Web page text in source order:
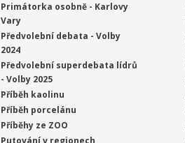
Primátorka osobně - Karlovy
Vary
Předvolební debata - Volby
2024
Předvolební superdebata lídrů
- Volby 2025
Příběh kaolinu
Příběh porcelánu
Příběhy ze ZOO